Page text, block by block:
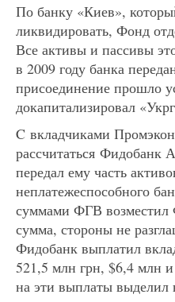
По банку «Киев»,
ликвидировать, Фонд
Все активы и пассивы
в 2009 году банка
присоединение прошло
докапитализировал
C вкладчиками
рассчитаться Фидобанк
передал ему часть
неплатежеспособного
суммами ФГВ возместил
сумма, стороны не
Фидобанк выплатил
521,5 млн грн, $6,4 млн
на эти выплаты выделил